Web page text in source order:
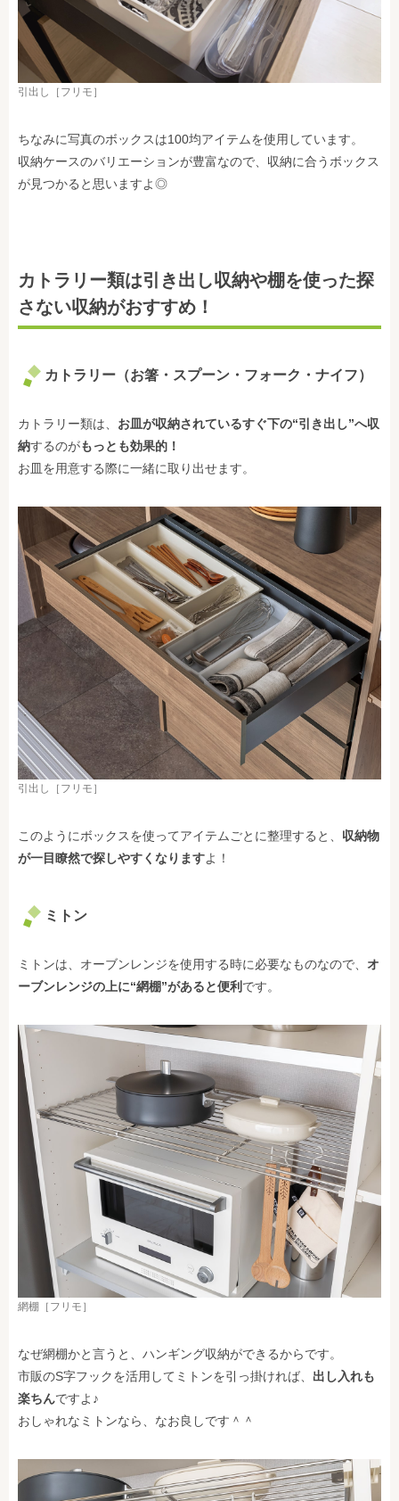
引出し［フリモ］
ちなみに写真のボックスは100均アイテムを使用しています。
収納ケースのバリエーションが豊富なので、収納に合うボックス
が見つかると思いますよ◎
カトラリー類は引き出し収納や棚を使った探
さない収納がおすすめ！
カトラリー（お箸・スプーン・フォーク・ナイフ）
カトラリー類は、 お皿が収納されているすぐ下の“引き出し”へ収
納するのがもっとも効果的！
お皿を用意する際に一緒に取り出せます。
引出し［フリモ］
このようにボックスを使ってアイテムごとに整理すると、 収納物
が一目瞭然で探しやすくなりますよ！
ミトン
ミトンは、オーブンレンジを使用する時に必要なものなので、 オ
ーブンレンジの上に“網棚”があると便利 です。
網棚［フリモ］
なぜ網棚かと言うと、ハンギング収納ができるからです。
市販のS字フックを活用してミトンを引っ掛ければ、 出し入れも
楽ちんですよ♪
おしゃれなミトンなら、なお良しです＾＾